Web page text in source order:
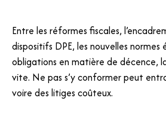
Entre les réformes fiscales,
dispositifs DPE, les nouvelles normes
obligations en matière de décence,
vite. Ne pas s’y conformer peut
voire des litiges coûteux.